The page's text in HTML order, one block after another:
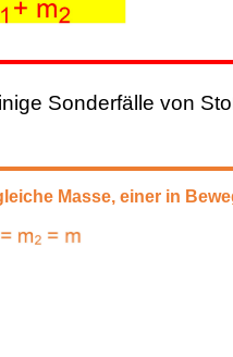
Sonderfälle von
Masse, einer in